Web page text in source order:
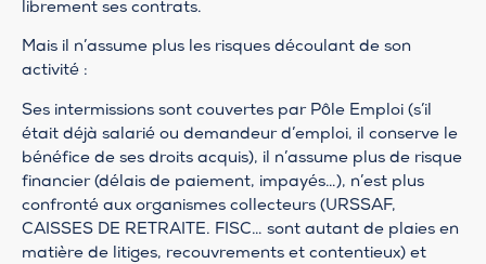
librement ses contrats.
Mais il n’assume plus les risques découlant de son
activité :
Ses intermissions sont couvertes par Pôle Emploi (s’il
était déjà salarié ou demandeur d’emploi, il conserve le
bénéfice de ses droits acquis), il n’assume plus de risque
financier (délais de paiement, impayés…), n’est plus
confronté aux organismes collecteurs (URSSAF,
CAISSES DE RETRAITE. FISC… sont autant de plaies en
matière de litiges, recouvrements et contentieux) et